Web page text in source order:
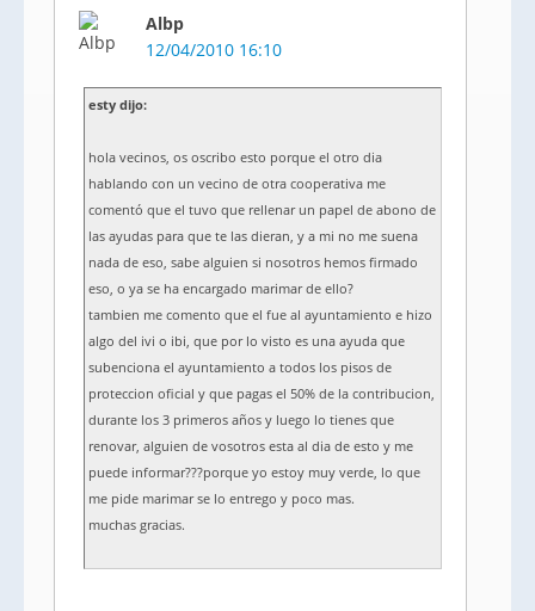
Albp
12/04/2010 16:10
esty dijo:
hola vecinos, os oscribo esto porque el otro dia
hablando con un vecino de otra cooperativa me
comentó que el tuvo que rellenar un papel de abono de
las ayudas para que te las dieran, y a mi no me suena
nada de eso, sabe alguien si nosotros hemos firmado
eso, o ya se ha encargado marimar de ello?
tambien me comento que el fue al ayuntamiento e hizo
algo del ivi o ibi, que por lo visto es una ayuda que
subenciona el ayuntamiento a todos los pisos de
proteccion oficial y que pagas el 50% de la contribucion,
durante los 3 primeros años y luego lo tienes que
renovar, alguien de vosotros esta al dia de esto y me
puede informar???porque yo estoy muy verde, lo que
me pide marimar se lo entrego y poco mas.
muchas gracias.